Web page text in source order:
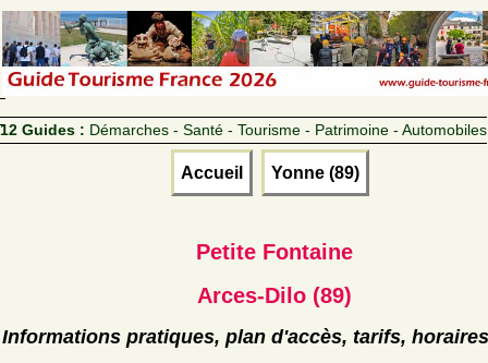
12 Guides : Démarches - Santé - Tourisme - Patrimoine - Automobiles
Accueil Yonne (89)
Petite Fontaine
Arces-Dilo (89)
Informations pratiques, plan d'accès, tarifs, horaires